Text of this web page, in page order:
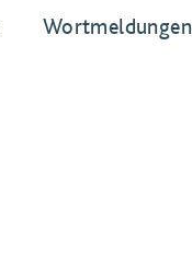
Wortmeldungen